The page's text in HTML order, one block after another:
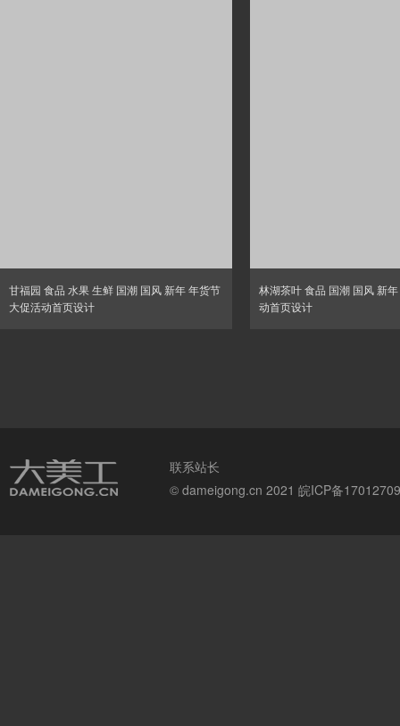
甘福园 食品 水果 生鲜 国潮 国风 新年 年货节
大促活动首页设计
林湖茶叶 食品 国潮 国风 新
动首页设计
联系站长
© dameigong.cn 2021 皖ICP备